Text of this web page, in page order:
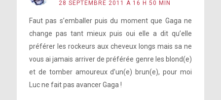
28 SEPTEMBRE 2011 À 16 H 50 MIN
Faut pas s’emballer puis du moment que Gaga ne
change pas tant mieux puis oui elle a dit qu’elle
préférer les rockeurs aux cheveux longs mais sa ne
vous ai jamais arriver de préférée genre les blond(e)
et de tomber amoureux d’un(e) brun(e), pour moi
Luc ne fait pas avancer Gaga !